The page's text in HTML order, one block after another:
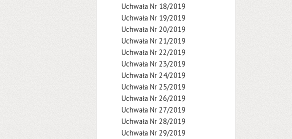
Uchwała Nr 18/2019
Uchwała Nr 19/2019
Uchwała Nr 20/2019
Uchwała Nr 21/2019
Uchwała Nr 22/2019
Uchwała Nr 23/2019
Uchwała Nr 24/2019
Uchwała Nr 25/2019
Uchwała Nr 26/2019
Uchwała Nr 27/2019
Uchwała Nr 28/2019
Uchwała Nr 29/2019